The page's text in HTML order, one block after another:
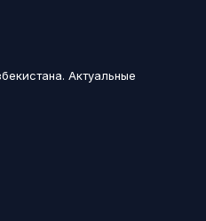
Актуальные